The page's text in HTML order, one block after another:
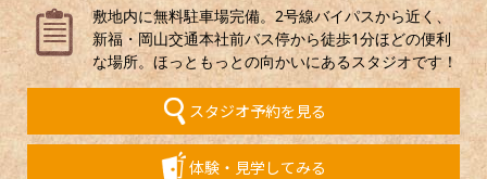
敷地内に無料駐車場完備。2号線バイパスから近く、
新福・岡山交通本社前バス停から徒歩1分ほどの便利
な場所。ほっともっとの向かいにあるスタジオです！
スタジオ予約を見る
体験・見学してみる